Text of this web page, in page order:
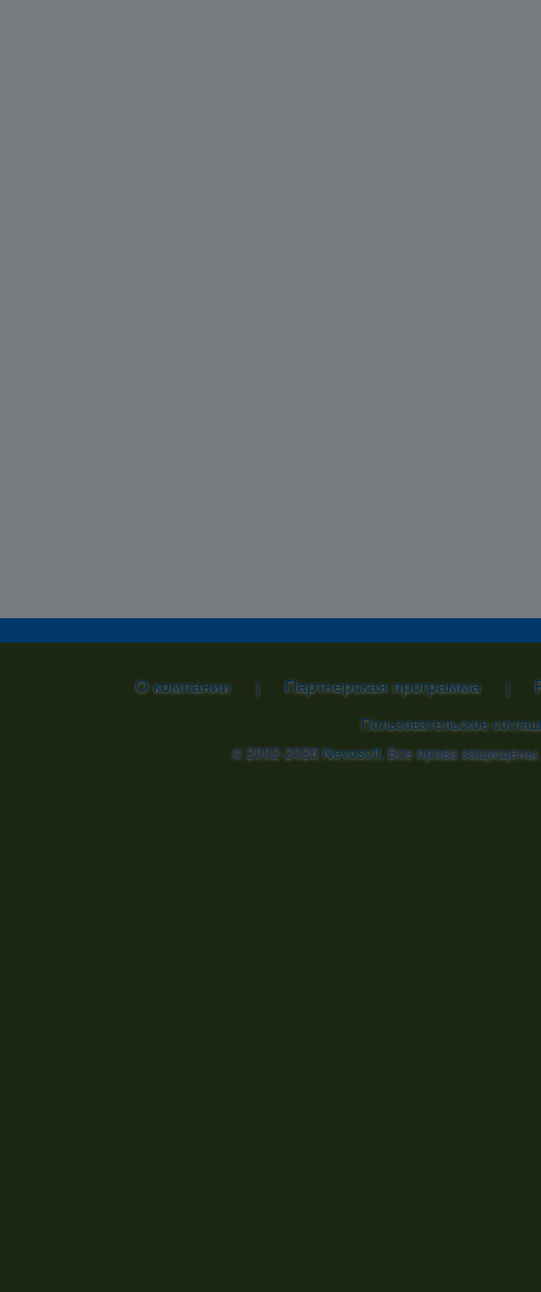
О компании | Партнерская программа |
Пользовательское
© 2002-2026Nevosoft. Все права защищены